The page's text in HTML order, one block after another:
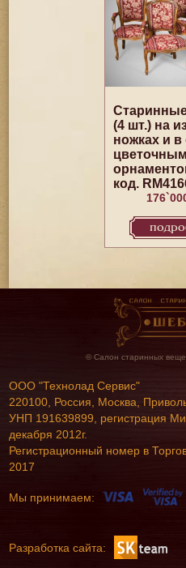
(4 шт.) на
ножках и в
цветочным
код.
© Салон старинных
ООО "Технолад Сервис"
220100, Россия, Москва,
УНП 191639899, регистрация
декабря 2012г.
Регистрационный номер в
2017
Мы принимаем:
Разработка сайта: